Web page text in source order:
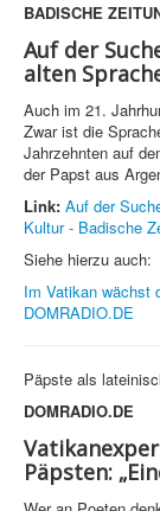
BADISCHE
Auf der
alten
Auch im 21.
Zwar ist die
Jahrzehnten auf
der Papst aus
Link: Auf der
Kultur - Badische
Siehe hierzu auch:
Im Vatikan wächst
DOMRADIO.DE
Päpste als
DOMRADIO.DE
Päpsten: